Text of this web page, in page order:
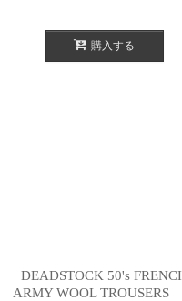
購入する
DEADSTOCK 50's
ARMY WOOL TROUSERS